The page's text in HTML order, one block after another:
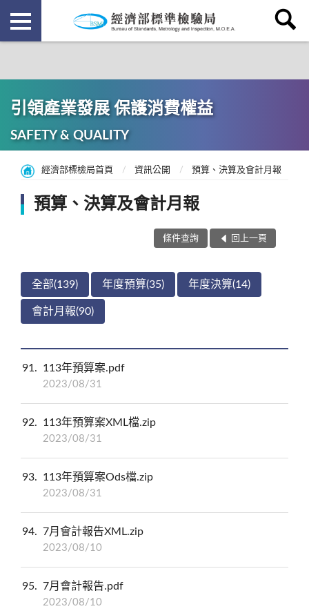
引領產業發展 保護消費權益
SAFETY & QUALITY
經濟部標檢局首頁 資訊公開 預算、決算及會計月報
預算、決算及會計月報
條件查詢 回上一頁
全部(139) 年度預算(35) 年度決算(14)
會計月報(90)
91 113年預算案.pdf
2023/08/31
92 113年預算案XML檔.zip
2023/08/31
93 113年預算案Ods檔.zip
2023/08/31
94 7月會計報告XML.zip
2023/08/10
95 7月會計報告.pdf
2023/08/10